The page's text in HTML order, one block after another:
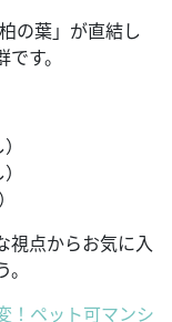
の葉」が直結し
す。
視点からお気に入
！ペット可マンシ